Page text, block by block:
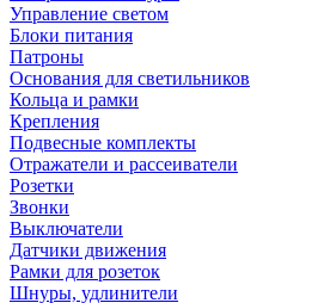
Управление светом
Блоки питания
Патроны
Основания для светильников
Кольца и рамки
Крепления
Подвесные комплекты
Отражатели и рассеиватели
Розетки
Звонки
Выключатели
Датчики движения
Рамки для розеток
Шнуры, удлинители